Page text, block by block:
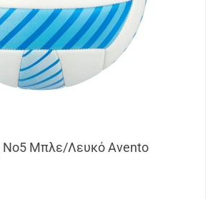
Νο5 Μπλε/Λευκό Avento